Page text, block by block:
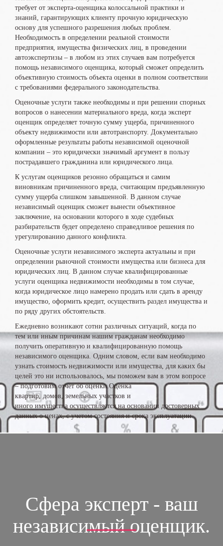
требует от эксперта-оценщика колоссальной практики и
знаний, гарантирующих клиенту прочную юридическую
основу для успешного разрешения любых проблем.
Необходимость в определении реальной стоимости
предприятия, имущества физических лиц, в проведении
автоэкспертизы – в любом из этих случаев вам потребуется
помощь независимого оценщика, который сможет определить
объективную стоимость объекта оценки в полном соответствии
с требованиями федерального законодательства.
Оценочные услуги также необходимы и при решении спорных
вопросов о нанесении материального вреда, когда эксперт
оценщик определяет точную сумму ущерба, причиненного
объекту недвижимости или автотранспорту. Документально
оформленные результаты работы независимой оценочной
компании – это юридически значимый аргумент в пользу
пострадавшего гражданина или юридического лица.
К услугам оценщиков резонно обращаться и самим
виновникам причиненного вреда, считающим предъявленную
сумму ущерба слишком завышенной. В данном случае
независимый оценщик сможет вынести объективное
заключение, на основании которого в ходе судебных
разбирательств будет определено справедливое решения по
урегулированию данного конфликта.
Оценочные услуги независимого эксперта актуальны и при
определении рыночной стоимости имущества или бизнеса для
юридических лиц. В данном случае квалифицированные
услуги оценщика недвижимости необходимы в том случае,
когда юридическое лицо намерено продать или сдать в аренду
имущество, оформить кредит, осуществить раздел имущества и
по ряду других обстоятельств.
Ежедневно возникают сотни различных ситуаций, когда по
тем или иным причинам нашим гражданам необходимо
получить оперативную и квалифицированную помощь
независимого оценщика. Одним словом, если вам необходимо
узнать стоимость недвижимости или имущества, для каких бы
целей это ни использовалось, мы поможем вам в этом вопросе
– подготовим отчет об оценки.Оценка
квартир, домов, земельных участков и
иного имущества осуществляется на основании достоверных
данных о ценах, с учетом состояния и срока эксплуатации.
Сфера эксперт - ваш
независимый оценщик.